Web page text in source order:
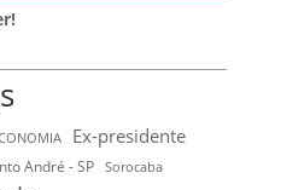
Ex-presidente
André - SP
Sorocaba